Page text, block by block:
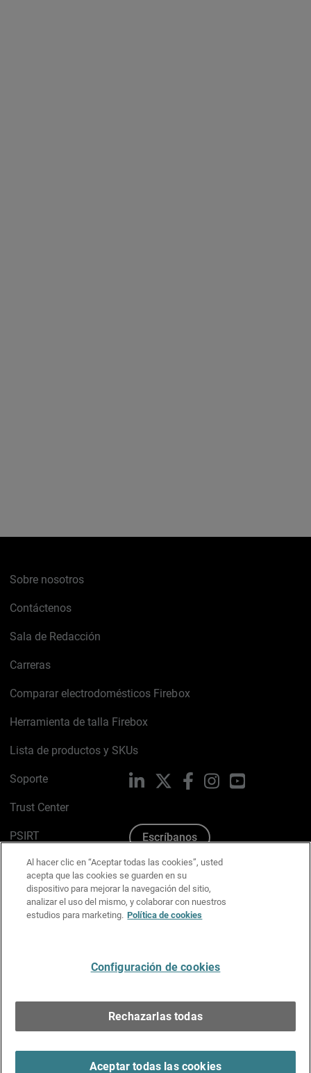
Sobre nosotros
Contáctenos
Sala de Redacción
Carreras
Comparar electrodomésticos Firebox
Herramienta de talla Firebox
Lista de productos y SKUs
Soporte
Trust Center
PSIRT
Política de cookies
Política de privacidad
Kit de medios y marca
LinkedIn FacebookInstagramYouTube
Escríbanos
Al hacer clic en “Aceptar todas las cookies”, usted
acepta que las cookies se guarden en su
dispositivo para mejorar la navegación del sitio,
analizar el uso del mismo, y colaborar con nuestros
estudios para marketing. Política de cookies
Configuración de cookies
Rechazarlas todas
Aceptar todas las cookies